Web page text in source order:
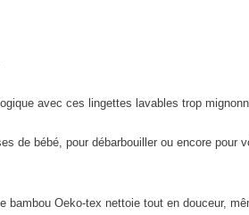
avec ces lingettes lavables trop
de bébé, pour débarbouiller ou encore pour
bambou Oeko-tex nettoie tout en douceur,